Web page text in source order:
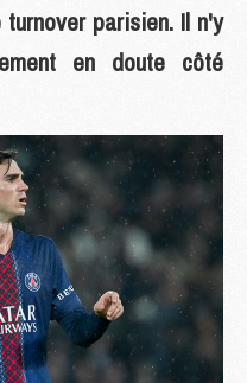
parisien. Il n'y
en doute côté